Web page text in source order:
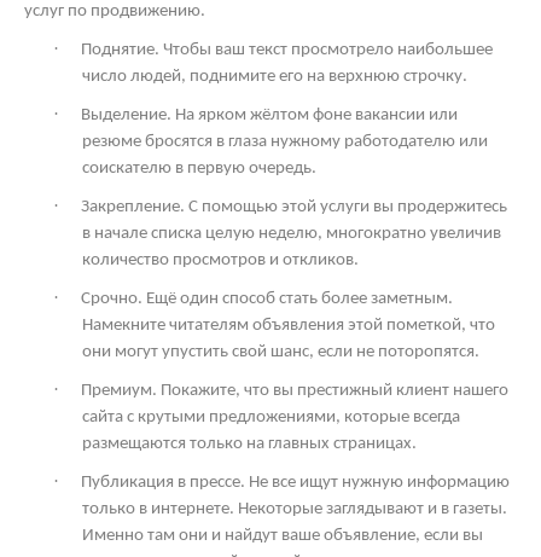
услуг по продвижению.
·
Поднятие. Чтобы ваш текст просмотрело наибольшее
число людей, поднимите его на верхнюю строчку.
·
Выделение. На ярком жёлтом фоне вакансии или
резюме бросятся в глаза нужному работодателю или
соискателю в первую очередь.
·
Закрепление. С помощью этой услуги вы продержитесь
в начале списка целую неделю, многократно увеличив
количество просмотров и откликов.
·
Срочно. Ещё один способ стать более заметным.
Намекните читателям объявления этой пометкой, что
они могут упустить свой шанс, если не поторопятся.
·
Премиум. Покажите, что вы престижный клиент нашего
сайта с крутыми предложениями, которые всегда
размещаются только на главных страницах.
·
Публикация в прессе. Не все ищут нужную информацию
только в интернете. Некоторые заглядывают и в газеты.
Именно там они и найдут ваше объявление, если вы